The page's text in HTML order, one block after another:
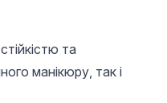
для
Builder
Extension 06 Bee
та
манікюру, так і